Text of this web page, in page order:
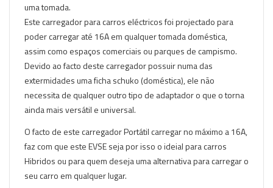
uma tomada.
Este carregador para carros eléctricos foi projectado para
poder carregar até 16A em qualquer tomada doméstica,
assim como espaços comerciais ou parques de campismo.
Devido ao facto deste carregador possuir numa das
extermidades uma ficha schuko (doméstica), ele não
necessita de qualquer outro tipo de adaptador o que o torna
ainda mais versátil e universal.
O facto de este carregador Portátil carregar no máximo a 16A,
faz com que este EVSE seja por isso o ideial para carros
Hibridos ou para quem deseja uma alternativa para carregar o
seu carro em qualquer lugar.